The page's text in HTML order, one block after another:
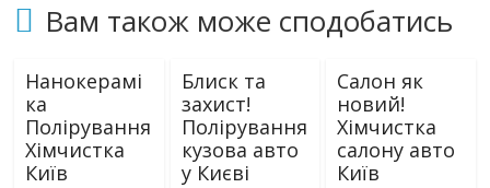
Вам також може сподобатись
Нанокерамі
ка
Полірування
Хімчистка
Київ
Блиск та
захист!
Полірування
кузова авто
у Києві
Салон як
новий!
Хімчистка
салону авто
Київ